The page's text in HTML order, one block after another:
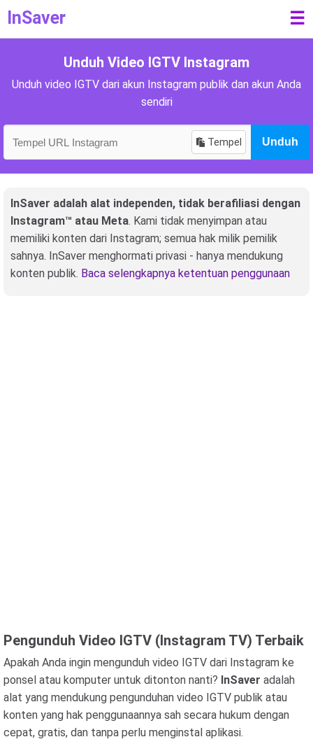
InSaver ☰
Unduh Video IGTV Instagram
Unduh video IGTV dari akun Instagram publik dan akun Anda
sendiri
Tempel Unduh
InSaver adalah alat independen, tidak berafiliasi dengan
Instagram™ atau Meta. Kami tidak menyimpan atau
memiliki konten dari Instagram; semua hak milik pemilik
sahnya. InSaver menghormati privasi - hanya mendukung
konten publik. Baca selengkapnya ketentuan penggunaan
Pengunduh Video IGTV (Instagram TV) Terbaik
Apakah Anda ingin mengunduh video IGTV dari Instagram ke
ponsel atau komputer untuk ditonton nanti? InSaver adalah
alat yang mendukung pengunduhan video IGTV publik atau
konten yang hak penggunaannya sah secara hukum dengan
cepat, gratis, dan tanpa perlu menginstal aplikasi.